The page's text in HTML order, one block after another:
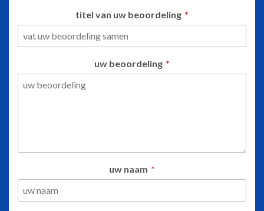
titel van uw beoordeling
uw beoordeling
uw naam